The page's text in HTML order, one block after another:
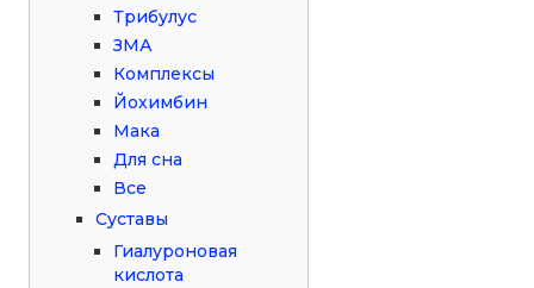
Трибулус
ЗМА
Комплексы
Йохимбин
Мака
Для сна
Все
Суставы
Гиалуроновая
кислота